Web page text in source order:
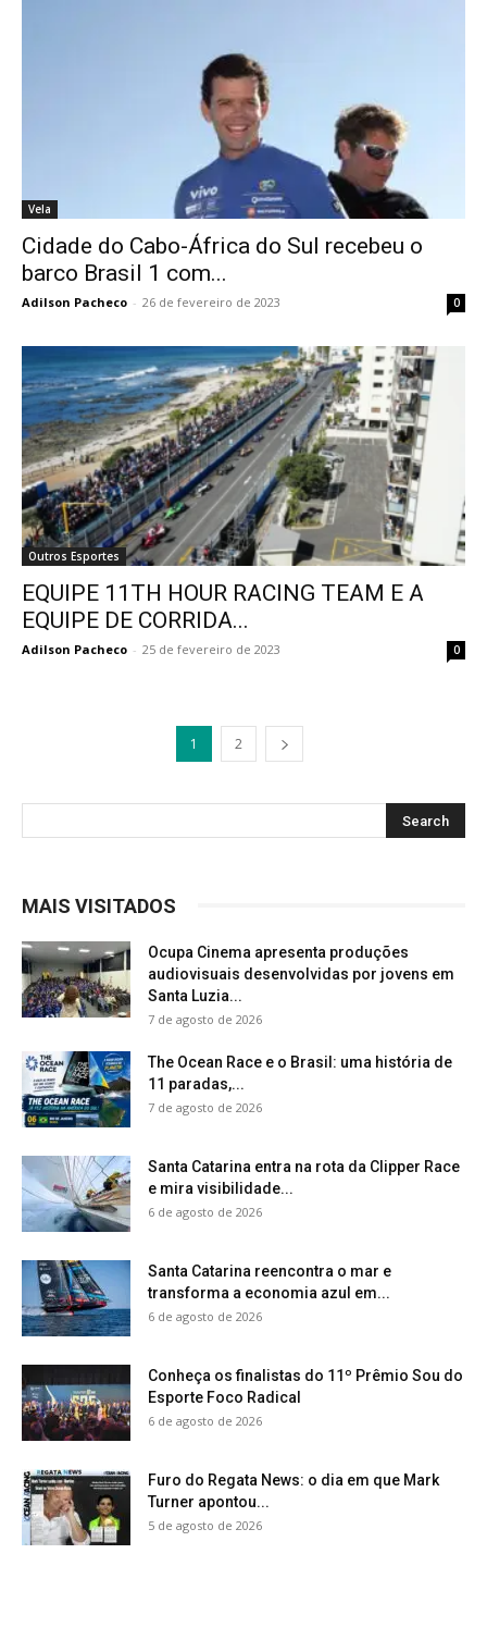
Vela
Cidade do Cabo-África do Sul recebeu o
barco Brasil 1 com...
Adilson Pacheco - 26 de fevereiro de 2023 0
Outros Esportes
EQUIPE 11TH HOUR RACING TEAM E A
EQUIPE DE CORRIDA...
Adilson Pacheco - 25 de fevereiro de 2023 0
1 2
MAIS VISITADOS
Ocupa Cinema apresenta produções
audiovisuais desenvolvidas por jovens em
Santa Luzia...
7 de agosto de 2026
The Ocean Race e o Brasil: uma história de
11 paradas,...
7 de agosto de 2026
Santa Catarina entra na rota da Clipper Race
e mira visibilidade...
6 de agosto de 2026
Santa Catarina reencontra o mar e
transforma a economia azul em...
6 de agosto de 2026
Conheça os finalistas do 11º Prêmio Sou do
Esporte Foco Radical
6 de agosto de 2026
Furo do Regata News: o dia em que Mark
Turner apontou...
5 de agosto de 2026